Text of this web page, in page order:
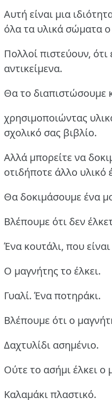
Αυτή είναι μια
όλα τα υλικά σώματα
Πολλοί πιστεύουν, ότι
αντικείμενα.
Θα το διαπιστώσουμε
χρησιμοποιώντας
σχολικό σας βιβλίο.
Αλλά μπορείτε να
οτιδήποτε άλλο υλικό
Θα δοκιμάσουμε ένα
Βλέπουμε ότι δεν
Ένα κουτάλι, που
Ο μαγνήτης το έλκει.
Γυαλί. Ένα ποτηράκι.
Βλέπουμε ότι ο
Δαχτυλίδι ασημένιο.
Ούτε το ασήμι έλκει ο
Καλαμάκι πλαστικό.